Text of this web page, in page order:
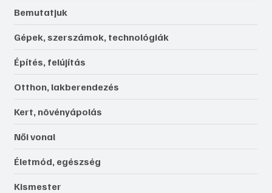
Bemutatjuk
Gépek, szerszámok, technológiák
Építés, felújítás
Otthon, lakberendezés
Kert, növényápolás
Női vonal
Életmód, egészség
Kismester